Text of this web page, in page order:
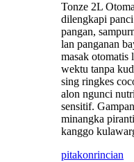
Tonze 2L
dilengkapi
pangan,
lan panganan
masak otomatis
wektu tanpa
sing ringkes
alon ngunci
sensitif.
minangka
kanggo
pitakonrincian